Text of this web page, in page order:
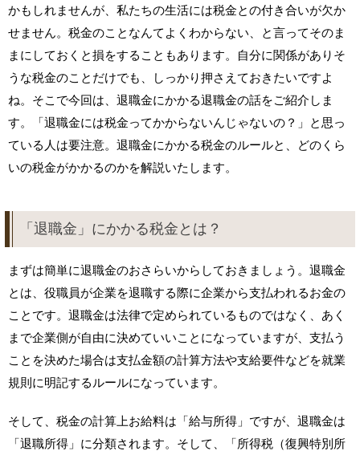
かもしれませんが、私たちの生活には税金との付き合いが欠か
せません。税金のことなんてよくわからない、と言ってそのま
まにしておくと損をすることもあります。自分に関係がありそ
うな税金のことだけでも、しっかり押さえておきたいですよ
ね。そこで今回は、退職金にかかる退職金の話をご紹介しま
す。「退職金には税金ってかからないんじゃないの？」と思っ
ている人は要注意。退職金にかかる税金のルールと、どのくら
いの税金がかかるのかを解説いたします。
「退職金」にかかる税金とは？
まずは簡単に退職金のおさらいからしておきましょう。退職金
とは、役職員が企業を退職する際に企業から支払われるお金の
ことです。退職金は法律で定められているものではなく、あく
まで企業側が自由に決めていいことになっていますが、支払う
ことを決めた場合は支払金額の計算方法や支給要件などを就業
規則に明記するルールになっています。
そして、税金の計算上お給料は「給与所得」ですが、退職金は
「退職所得」に分類されます。そして、「所得税（復興特別所